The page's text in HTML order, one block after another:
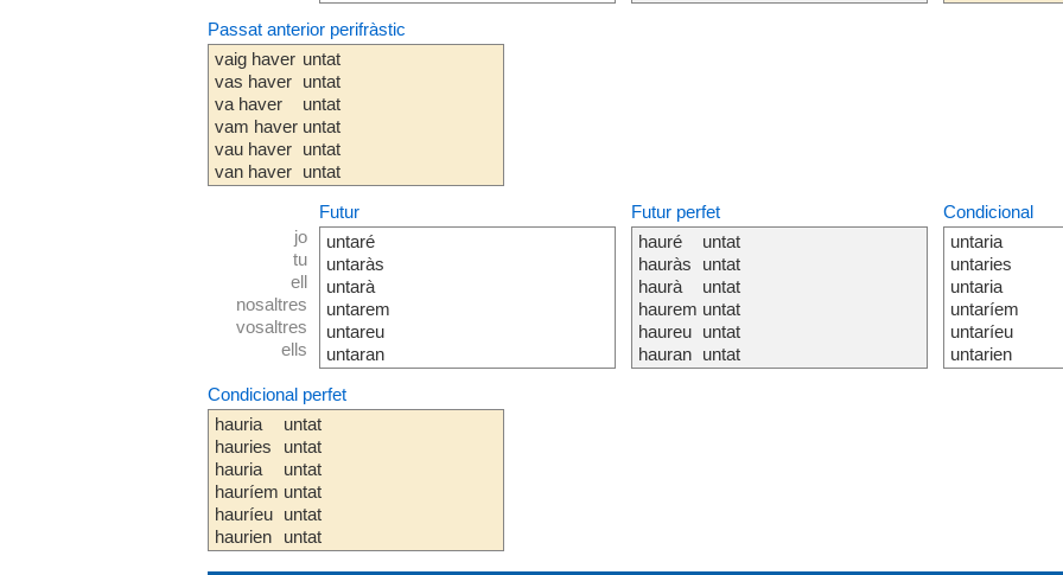
Passat anterior perifràstic
vaig haver
vas haver
va haver
vam haver
vau haver
van haver
untat
untat
untat
untat
untat
untat
jo
tu
ell
nosaltres
vosaltres
ells
Futur
untaré
untaràs
untarà
untarem
untareu
untaran
Futur perfet
hauré
hauràs
haurà
haurem
haureu
hauran
untat
untat
untat
untat
untat
untat
Condicional
untaria
untaries
untaria
untaríem
untaríeu
untarien
Condicional perfet
hauria
hauries
hauria
hauríem
hauríeu
haurien
untat
untat
untat
untat
untat
untat